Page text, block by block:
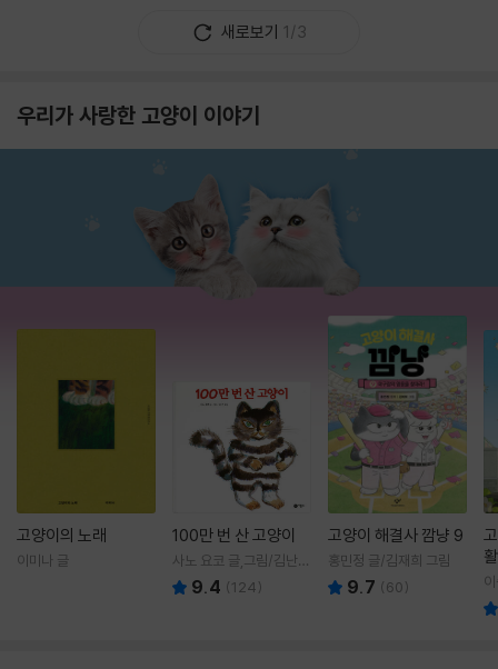
새로보기 1/3
우리가 사랑한 고양이 이야기
고양이의 노래
이미나 글
100만 번 산 고양이
사노 요코 글,그림/김난주
역 9.4 (124)
고양이 해결사 깜냥 9
홍민정 글/김재희 그림
9.7 (60)